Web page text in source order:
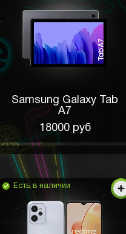
Samsung Galaxy Tab
A7
18000 руб
Есть в наличии